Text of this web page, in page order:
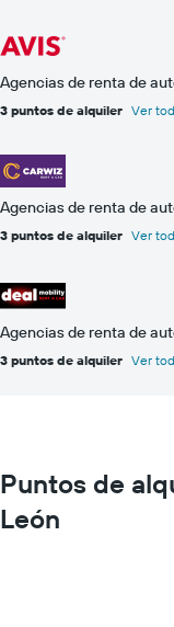
Agencias de renta de
3 puntos de alquiler Ver
Agencias de renta de
3 puntos de alquiler Ver
Agencias de renta de
3 puntos de alquiler Ver
Puntos de
León